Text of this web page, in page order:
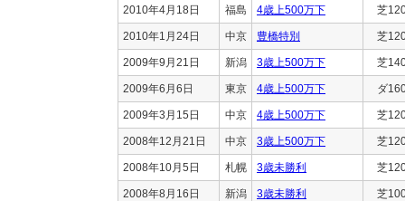
2010年4月18日 福島 4歳上500万下 芝
2010年1月24日 中京 豊橋特別 芝
2009年9月21日 新潟 3歳上500万下 芝
2009年6月6日 東京 4歳上500万下 ダ
2009年3月15日 中京 4歳上500万下 芝
2008年12月21日 中京 3歳上500万下 芝
2008年10月5日 札幌 3歳未勝利 芝
2008年8月16日 新潟 3歳未勝利 芝